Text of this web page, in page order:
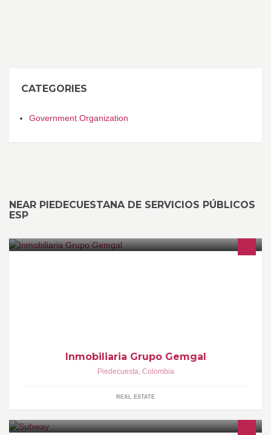
CATEGORIES
Government Organization
NEAR PIEDECUESTANA DE SERVICIOS PÚBLICOS
ESP
Inmobiliaria Grupo Gemgal
Piedecuesta, Colombia
REAL ESTATE